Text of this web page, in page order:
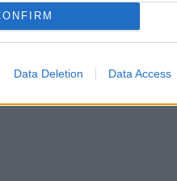
Data Deletion Data Access